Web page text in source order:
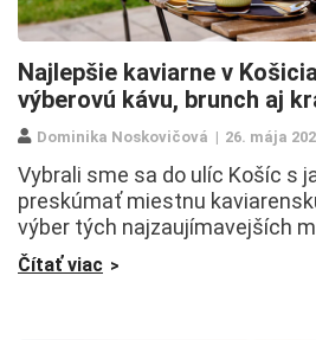
Najlepšie kaviarne v
výberovú kávu, brunch aj
Dominika Noskovičová 26. mája
Vybrali sme sa do ulíc Košíc s
preskúmať miestnu
výber tých najzaujímavejších
Čítať viac